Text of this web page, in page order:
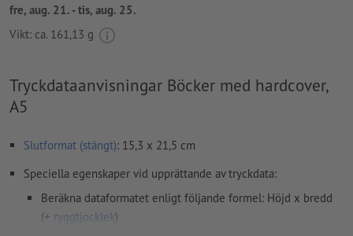
fre, aug. 21. - tis, aug. 25.
Vikt: ca. 161,13 g
Tryckdataanvisningar Böcker med hardcover,
A5
Slutformat (stängt): 15,3 x 21,5 cm
Speciella egenskaper vid upprättande av tryckdata:
Beräkna dataformatet enligt följande formel: Höjd x bredd
(+ ryggtjocklek)